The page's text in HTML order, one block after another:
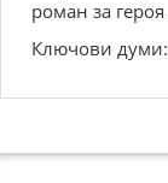
роман за
Ключови думи: